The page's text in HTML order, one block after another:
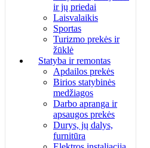
ir jų priedai
Laisvalaikis
Sportas
Turizmo prekės ir
žūklė
Statyba ir remontas
Apdailos prekės
Birios statybinės
medžiagos
Darbo apranga ir
apsaugos prekės
Durys, jų dalys,
furnitūra